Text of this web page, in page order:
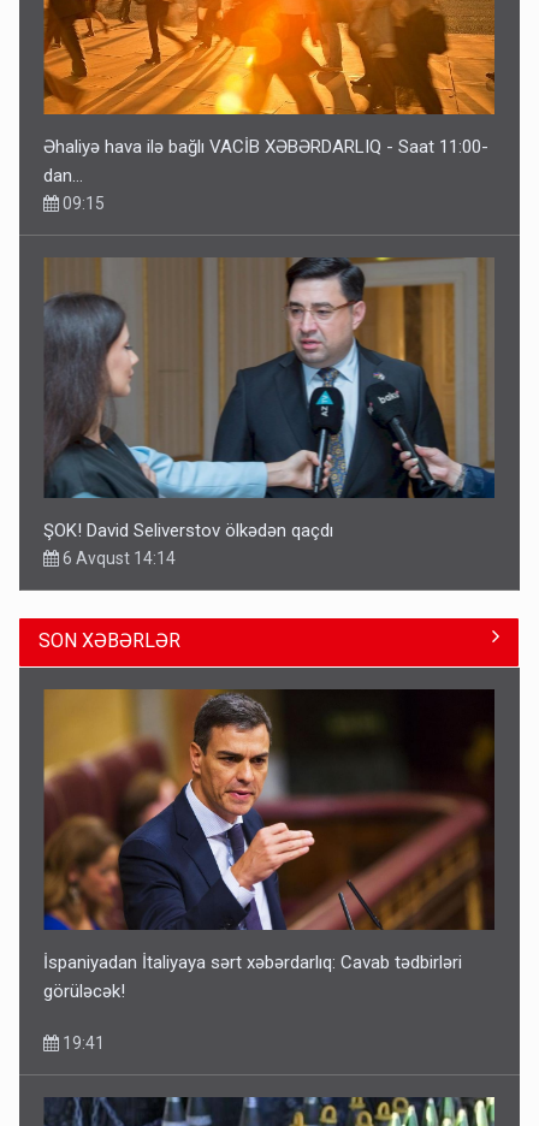
Əhaliyə hava ilə bağlı VACİB XƏBƏRDARLIQ - Saat 11:00-
dan…
09:15
ŞOK! David Seliverstov ölkədən qaçdı
6 Avqust 14:14
Geri çağırılan səfir Abel Məhərrəmovun oğludur - DOSYE
14:07
SON XƏBƏRLƏR
İspaniyadan İtaliyaya sərt xəbərdarlıq: Cavab tədbirləri
görüləcək!
19:41